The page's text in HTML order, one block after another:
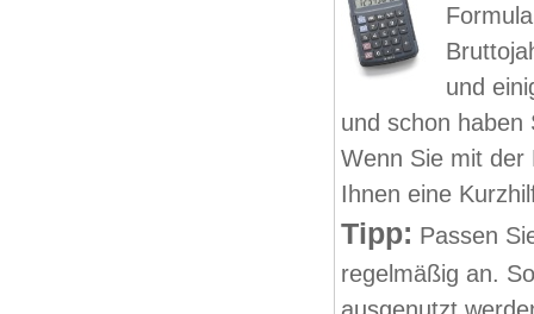
und
und schon haben
Wenn Sie mit der
Ihnen eine
Tipp: Passen
regelmäßig an.